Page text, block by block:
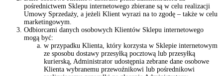
pośrednictwem Sklepu internetowego zbierane są w celu realizacji
Umowy Sprzedaży, a jeżeli Klient wyrazi na to zgodę – także w celu
marketingowym.
Odbiorcami danych osobowych Klientów Sklepu internetowego
mogą być:
w przypadku Klienta, który korzysta w Sklepie internetowym
ze sposobu dostawy przesyłką pocztową lub przesyłką
kurierską, Administrator udostępnia zebrane dane osobowe
Klienta wybranemu przewoźnikowi lub pośrednikowi